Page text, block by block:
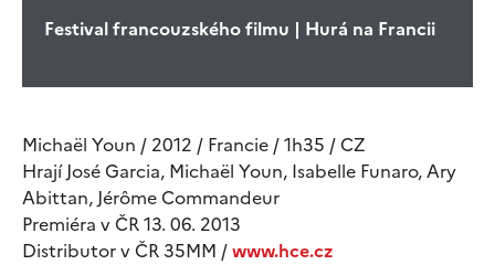
Festival francouzského filmu | Hurá na Francii
Michaël Youn / 2012 / Francie / 1h35 / CZ
Hrají José Garcia, Michaël Youn, Isabelle Funaro, Ary
Abittan, Jérôme Commandeur
Premiéra v ČR 13. 06. 2013
Distributor v ČR 35MM /www.hce.cz